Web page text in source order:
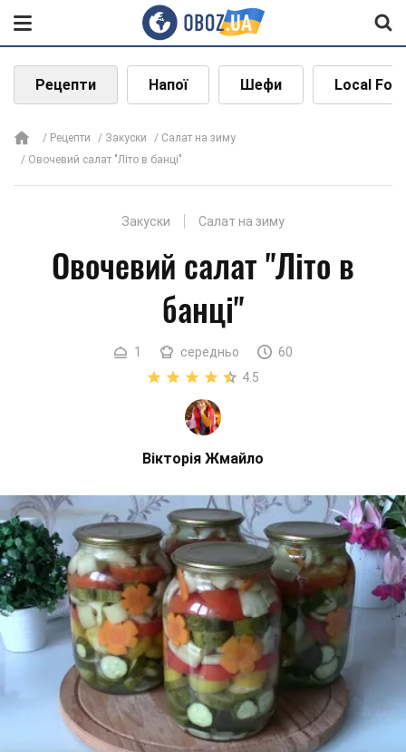
Рецепти Напої Шефи Local
Рецепти Закуски
Салат на зиму
Овочевий салат "Літо в банці"
Закуски Салат на зиму
Овочевий салат "Літо в
банці"
1 середньо
60
4.5
Вікторія Жмайло